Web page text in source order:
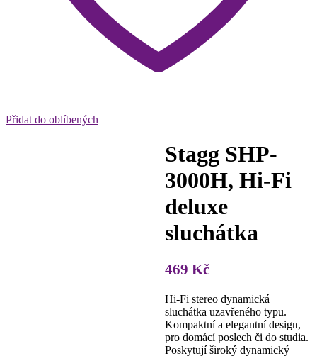
Přidat do oblíbených
Stagg SHP-
3000H, Hi-Fi
deluxe
sluchátka
469 Kč
Hi-Fi stereo dynamická
sluchátka uzavřeného typu.
Kompaktní a elegantní design,
pro domácí poslech či do studia.
Poskytují široký dynamický